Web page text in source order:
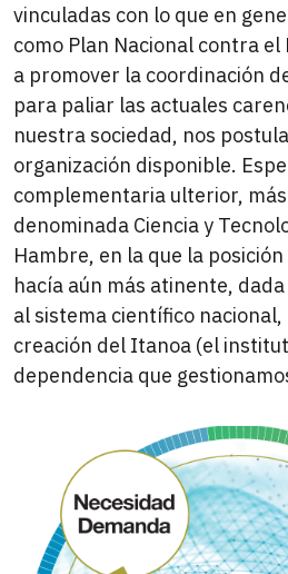
vinculadas con lo que en
como Plan Nacional contra
a promover la coordinación
para paliar las actuales
nuestra sociedad, nos
organización disponible.
complementaria ulterior,
denominada Ciencia y
Hambre, en la que la
hacía aún más atinente,
al sistema científico
creación del Itanoa (el
dependencia que